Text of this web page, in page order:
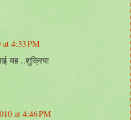
at 4:33 PM
यह ..शुक्रिया
at 4:46 PM